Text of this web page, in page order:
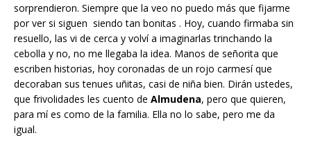
sorprendieron. Siempre que la veo no puedo más que fijarme
por ver si siguen siendo tan bonitas . Hoy, cuando firmaba sin
resuello, las vi de cerca y volví a imaginarlas trinchando la
cebolla y no, no me llegaba la idea. Manos de señorita que
escriben historias, hoy coronadas de un rojo carmesí que
decoraban sus tenues uñitas, casi de niña bien. Dirán ustedes,
que frivolidades les cuento de Almudena, pero que quieren,
para mí es como de la familia. Ella no lo sabe, pero me da
igual.